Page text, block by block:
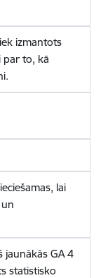
izmantots
par to, kā
lai
jaunākās GA 4
statistisko